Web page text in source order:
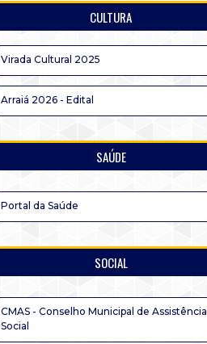
CULTURA
Virada Cultural 2025
Arraiá 2026 - Edital
SAÚDE
Portal da Saúde
SOCIAL
CMAS - Conselho Municipal de Assistência
Social